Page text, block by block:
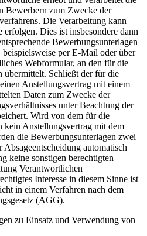
Bewerbern zum Zwecke der
Die Verarbeitung kann
erfolgen. Dies ist insbesondere dann
Bewerbungsunterlagen
per E-Mail oder über
Webformular, an den für die
übermittelt. Schließt der für die
Anstellungsvertrag mit einem
Daten zum Zwecke der
unter Beachtung der
Wird von dem für die
kein Anstellungsvertrag mit dem
die Bewerbungsunterlagen zwei
automatisch
keine sonstigen berechtigten
Verantwortlichen
Interesse in diesem Sinne ist
in einem Verfahren nach dem
(AGG).
zu Einsatz und Verwendung von